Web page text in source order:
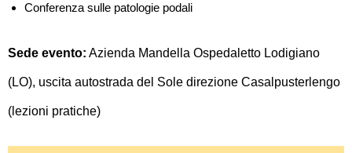
Conferenza sulle patologie podali
Sede evento: Azienda Mandella Ospedaletto Lodigiano
(LO), uscita autostrada del Sole direzione Casalpusterlengo
(lezioni pratiche)